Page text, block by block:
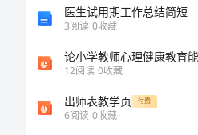
医生试用期工作总结简短
3阅读 0收藏
12阅读 0收藏
出师表教学页 付费
6阅读 0收藏